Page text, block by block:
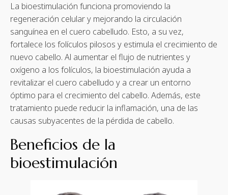
La bioestimulación funciona promoviendo la
regeneración celular y mejorando la circulación
sanguínea en el cuero cabelludo. Esto, a su vez,
fortalece los folículos pilosos y estimula el crecimiento de
nuevo cabello. Al aumentar el flujo de nutrientes y
oxígeno a los folículos, la bioestimulación ayuda a
revitalizar el cuero cabelludo y a crear un entorno
óptimo para el crecimiento del cabello. Además, este
tratamiento puede reducir la inflamación, una de las
causas subyacentes de la pérdida de cabello.
Beneficios de la
bioestimulación